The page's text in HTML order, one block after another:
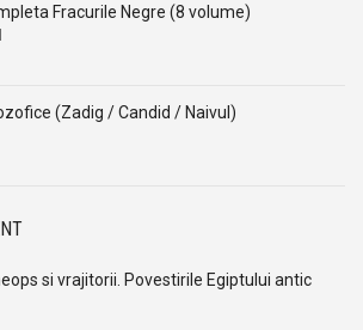
Fracurile Negre (8 volume)
(Zadig / Candid / Naivul)
si vrajitorii. Povestirile Egiptului antic